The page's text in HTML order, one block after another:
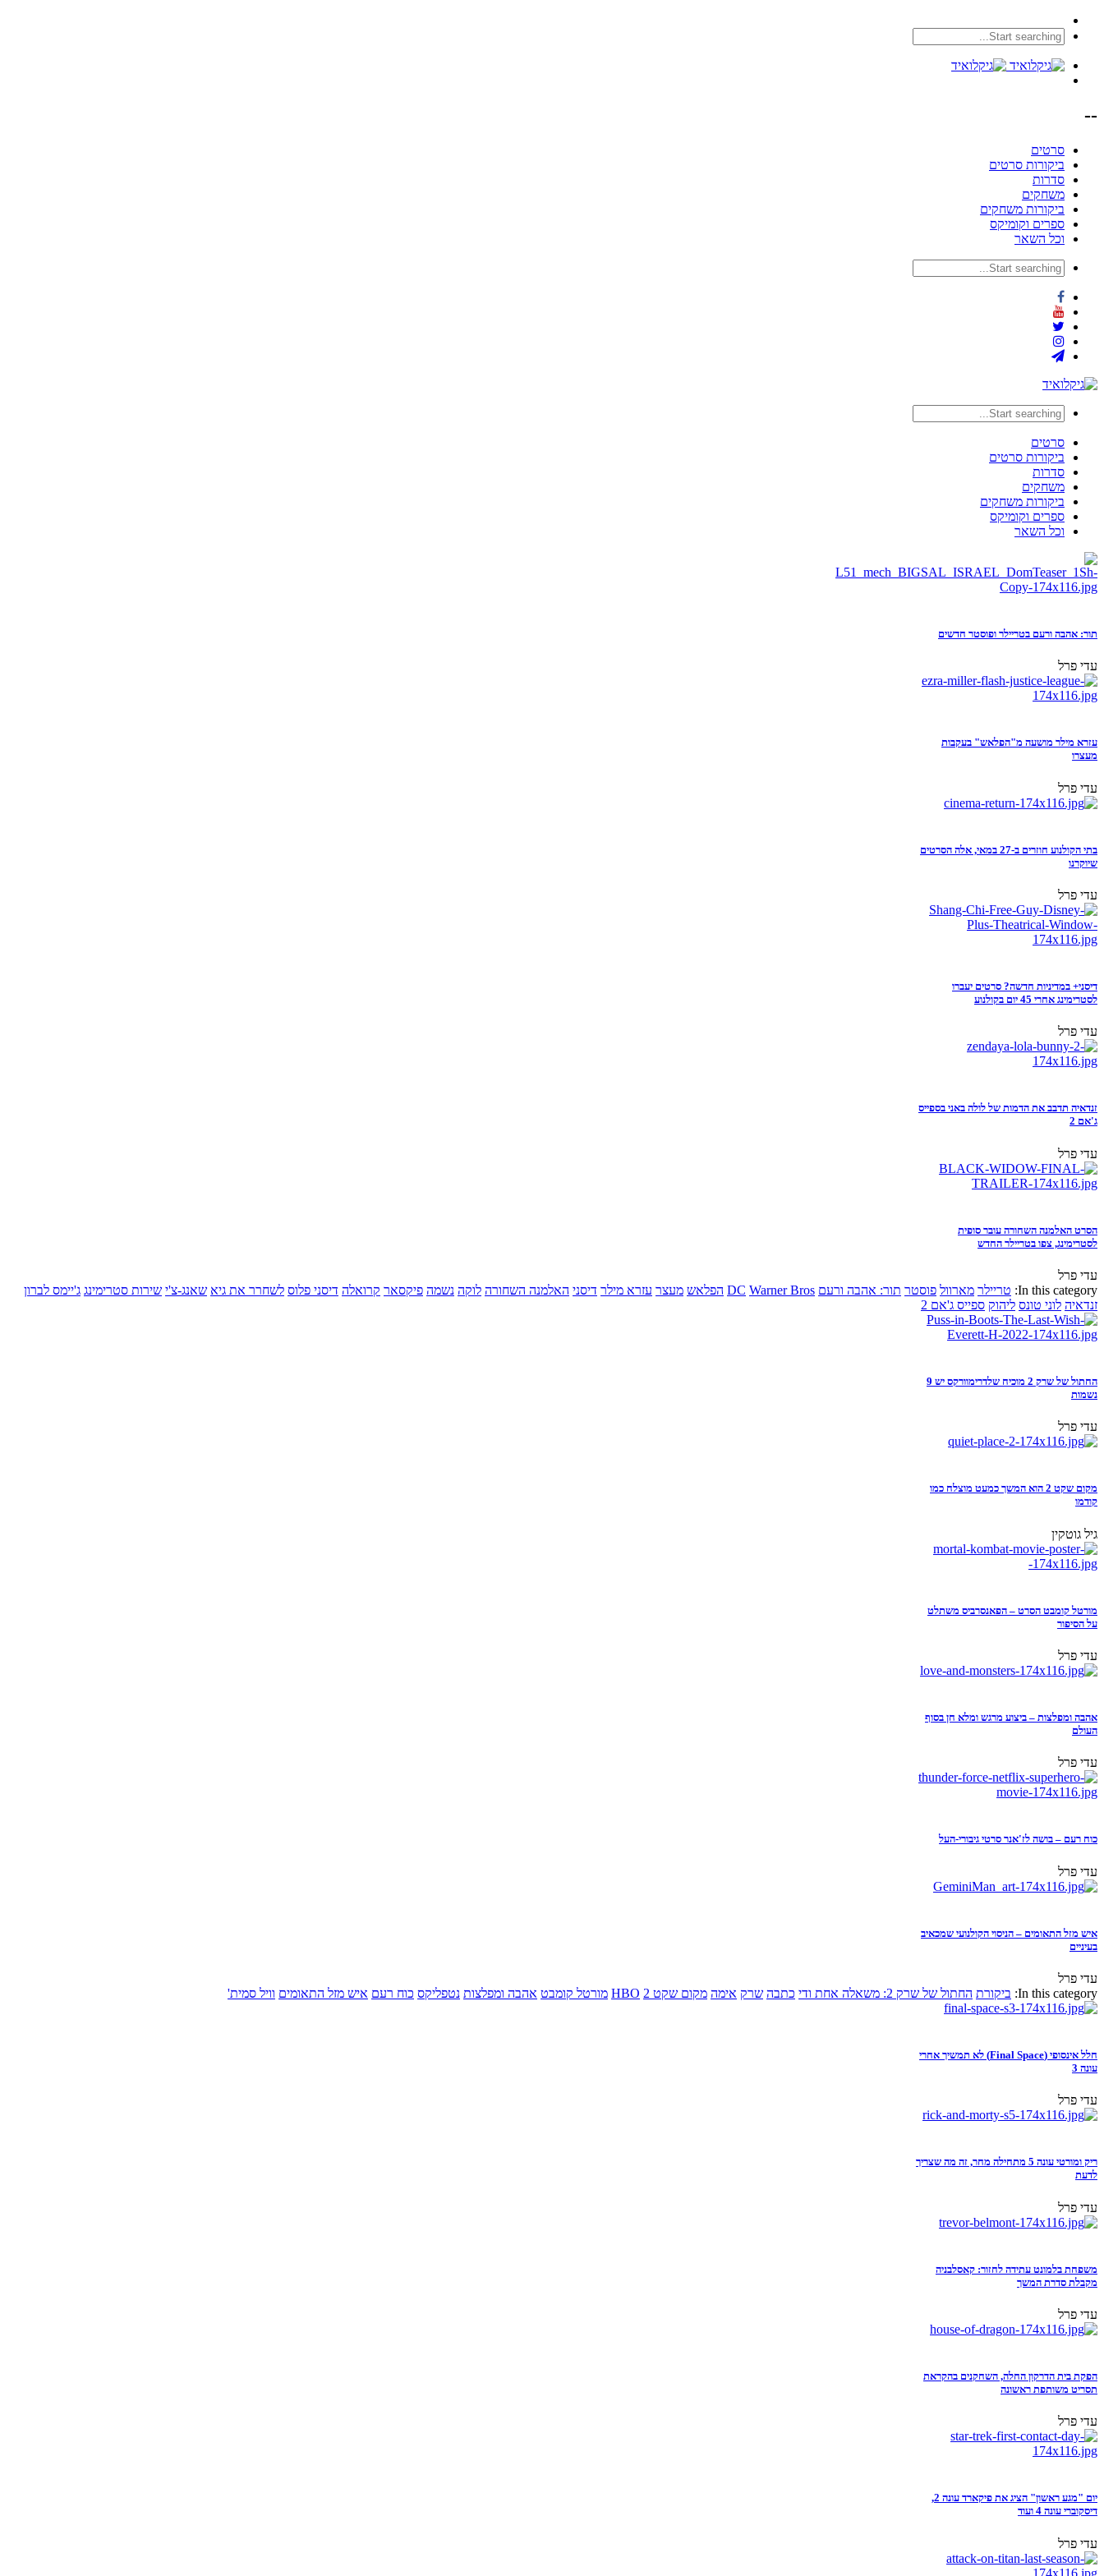
--
סרטים
ביקורות סרטים
סדרות
משחקים
ביקורות משחקים
ספרים וקומיקס
וכל השאר
סרטים
ביקורות סרטים
סדרות
משחקים
ביקורות משחקים
ספרים וקומיקס
וכל השאר
תור: אהבה ורעם בטריילר ופוסטר חדשים
עדי פרל
עזרא מילר מושעה מ"הפלאש" בעקבות
מעצרו
עדי פרל
בתי הקולנוע חוזרים ב-27 במאי, אלה הסרטים
שיוקרנו
עדי פרל
דיסני+ במדיניות חדשה? סרטים יעברו
לסטרימינג אחרי 45 יום בקולנוע
עדי פרל
זנדאיה תדבב את הדמות של לולה באני בספייס
ג'אם 2
עדי פרל
הסרט האלמנה השחורה עובר סופית
לסטרימינג, צפו בטריילר החדש
עדי פרל
In this category: טריילר מארוול פוסטר תור: אהבה ורעם DC Warner Bros הפלאש מעצר עזרא מילר דיסני האלמנה השחורה לוקה נשמה פיקסאר קרואלה דיסני פלוס לשחרר את גיא שאנג-צ'י שירות סטרימינג ג'יימס לברון
זנדאיה לוני טונס ליהוק ספייס ג'אם 2
החתול של שרק 2 מוכיח שלדרימוורקס יש 9
נשמות
עדי פרל
מקום שקט 2 הוא המשך כמעט מוצלח כמו
קודמו
גיל גוטקין
מורטל קומבט הסרט – הפאנסרביס משתלט
על הסיפור
עדי פרל
אהבה ומפלצות – ביצוע מרגש ומלא חן בסוף
העולם
עדי פרל
כוח רעם – בושה לז'אנר סרטי גיבורי-העל
עדי פרל
איש מזל התאומים – הניסוי הקולנועי שמכאיב
בעיניים
עדי פרל
In this category: ביקורת החתול של שרק 2: משאלה אחת ודי כתבה שרק אימה מקום שקט 2 HBO מורטל קומבט אהבה ומפלצות נטפליקס כוח רעם איש מזל התאומים וויל סמית'
חלל אינסופי (Final Space) לא תמשיך אחרי
עונה 3
עדי פרל
ריק ומורטי עונה 5 מתחילה מחר, זה מה שצריך
לדעת
עדי פרל
משפחת בלמונט עתידה לחזור: קאסלבניה
מקבלת סדרת המשך
עדי פרל
הפקת בית הדרקון החלה, השחקנים בהקראת
תסריט משותפת ראשונה
עדי פרל
יום "מגע ראשון" הציג את פיקארד עונה 2,
דיסקוברי עונה 4 ועוד
עדי פרל